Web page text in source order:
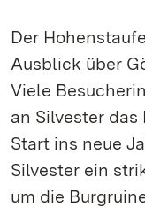
Der
Ausblick über
Viele
an Silvester das
Start ins neue
Silvester ein
um die